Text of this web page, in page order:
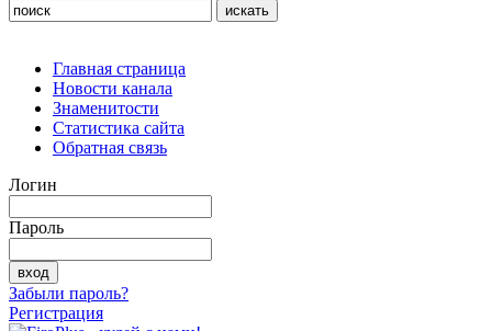
Главная страница
Новости канала
Знаменитости
Статистика сайта
Обратная связь
Логин
Пароль
Забыли пароль?
Регистрация